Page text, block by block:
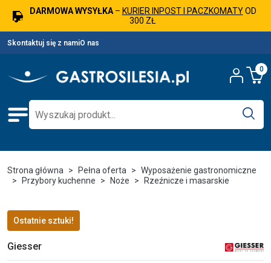
DARMOWA WYSYŁKA– KURIER INPOST I PACZKOMATYOD
300 ZŁ
Skontaktuj się z namiO nas
0
Strona główna Pełna oferta
Wyposażenie gastronomiczne
Przybory kuchenne
Noże Rzeźnicze i masarskie
Ostatnie sztuki!
Giesser